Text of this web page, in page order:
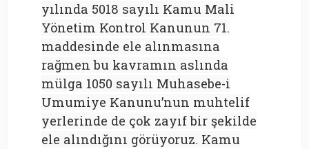
yılında 5018 sayılı Kamu Mali
Yönetim Kontrol Kanunun 71.
maddesinde ele alınmasına
rağmen bu kavramın aslında
mülga 1050 sayılı Muhasebe-i
Umumiye Kanunu’nun muhtelif
yerlerinde de çok zayıf bir şekilde
ele alındığını görüyoruz. Kamu